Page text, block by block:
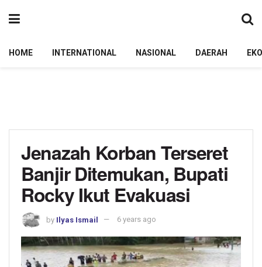
HOME INTERNATIONAL NASIONAL DAERAH
Jenazah Korban Terseret
Banjir Ditemukan, Bupati
Rocky Ikut Evakuasi
by Ilyas Ismail 6 years ago